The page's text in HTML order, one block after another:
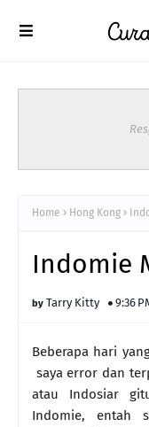
Home Hong Kong
Indomie
Tarry Kitty 9:36
Beberapa hari
saya error dan
atau Indosiar
Indomie, entah